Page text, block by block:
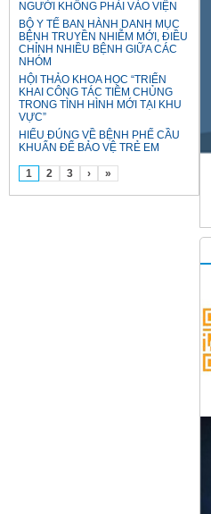
NGƯỜI KHÔNG PHẢI VÀO VIỆN
BỘ Y TẾ BAN HÀNH DANH MỤC
BỆNH TRUYỀN NHIỄM MỚI, ĐIỀU
CHỈNH NHIỀU BỆNH GIỮA CÁC
NHÓM
HỘI THẢO KHOA HỌC “TRIỂN
KHAI CÔNG TÁC TIÊM CHỦNG
TRONG TÌNH HÌNH MỚI TẠI KHU
VỰC”
HIỂU ĐÚNG VỀ BỆNH PHẾ CẦU
KHUẨN ĐỂ BẢO VỆ TRẺ EM
1 2 3 › »